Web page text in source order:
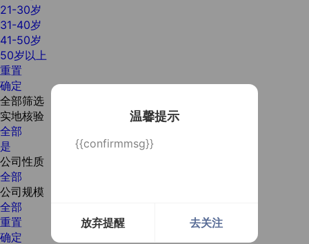
温馨提示
{{confirmmsg}}
放弃提醒 去关注
21-30岁
31-40岁
41-50岁
50岁以上
重置
确定
全部筛选
实地核验
全部
是
公司性质
全部
公司规模
全部
重置
确定